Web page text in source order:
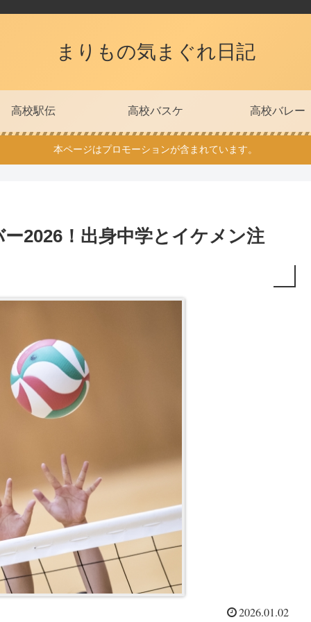
まりもの気まぐれ日記
高校駅伝 高校バスケ 高校バレー
本ページはプロモーションが含まれています。
2026！出身中学とイケメン注
2026.01.02